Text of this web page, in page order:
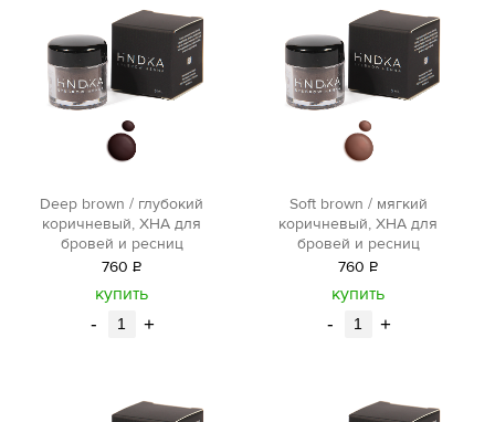
Deep brown / глубокий
коричневый, ХНА для
бровей и ресниц
760 Р
уб.
купить
- +
Soft brown / мягкий
коричневый, ХНА для
бровей и ресниц
760 Р
уб.
купить
- +